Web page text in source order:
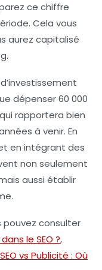
ce chiffre
Cela vous
aurez capitalisé
dépenser 60 000
rapportera bien
à venir. En
en intégrant des
non seulement
aussi établir
pouvez consulter
le SEO ?,
SEO vs Publicité : Où